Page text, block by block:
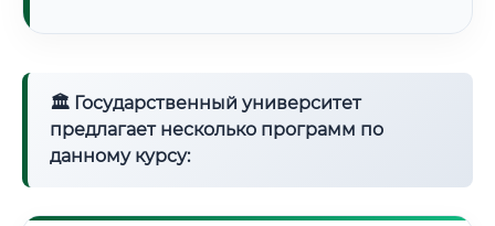
🏛 Государственный университет
предлагает несколько программ по
данному курсу: